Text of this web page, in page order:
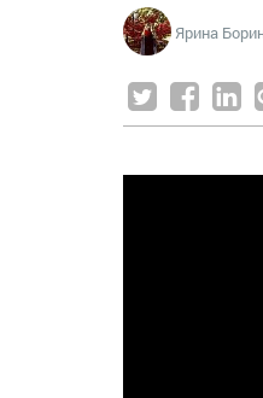
Ярина